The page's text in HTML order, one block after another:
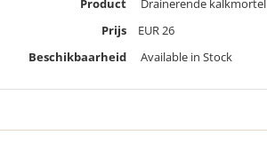
Product
Drainerende kalkmortel
Prijs
EUR26
Beschikbaarheid
Available in Stock